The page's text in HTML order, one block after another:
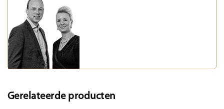
Gerelateerde producten